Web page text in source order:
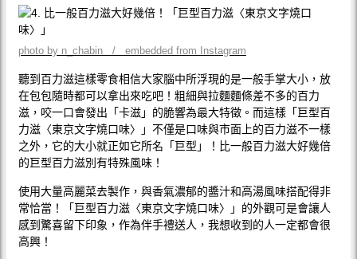
photo by n_chabin / embedded from Instagram
聽到百力滋這樣零食相信大家腦中所浮現的是一般手掌大小，放
在包包隨時都可以拿出來吃吧！粗細與拉麵麵條差不多的百力
滋，咬一口會發出「卡滋」的脆響為最大特徵。而這樣「巨型百
力滋〈東京文字燒口味〉」不僅是口味與市面上的百力滋不一樣
之外，它的大小就正如它所名「巨型」！比一般百力滋大好幾倍
的巨型百力滋別有特殊風味！
使用大量高麗菜去製作，與香氣濃郁的醬汁和高湯風味搭配得非
常恰當！「巨型百力滋〈東京文字燒口味〉」的外觀可是會讓人
感到驚喜留下印象，作為伴手禮送人，我想收到的人一定都會很
高興！